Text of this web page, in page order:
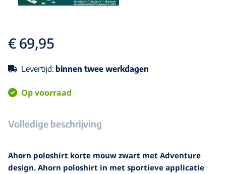
€ 69,95
Levertijd: binnen twee werkdagen
Op voorraad
Volledige beschrijving
Ahorn poloshirt korte mouw zwart met Adventure
design. Ahorn poloshirt in met sportieve applicatie